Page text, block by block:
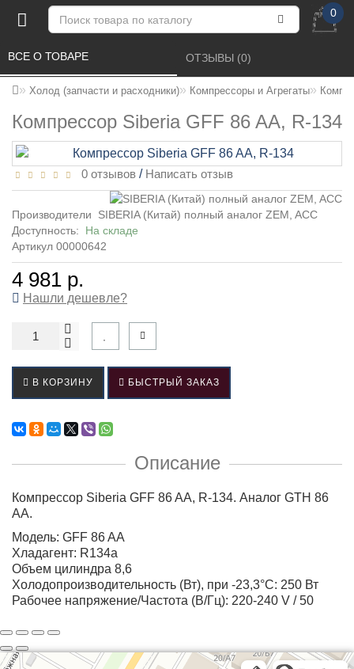
0
Холод (запчасти и расходники) Компрессоры и Агрегаты
Компрессор Siberia GFF 86 AA, R-134
ВСЕ О ТОВАРЕ ОТЗЫВЫ (0)
0 отзывов / Написать отзыв
Производители
SIBERIA (Китай) полный аналог ZEM, ACC
Доступность: На складе
Артикул 00000642
4 981 р.
Нашли дешевле?
В КОРЗИНУ БЫСТРЫЙ ЗАКАЗ
Описание
Компрессор Siberia GFF 86 AA, R-134. Аналог GTH 86
AA.
Модель: GFF 86 AA
Хладагент: R134a
Объем цилиндра 8,6
Холодопроизводительность (Вт), при -23,3°С: 250 Вт
Рабочее напряжение/Частота (В/Гц): 220-240 V / 50